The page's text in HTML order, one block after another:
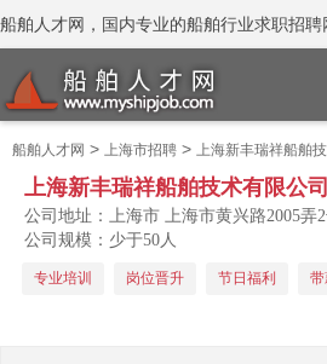
船舶人才网，国内专业的船舶行业求职招
船舶人才网 > 上海市招聘 > 上海新丰瑞祥船舶
上海新丰瑞祥船舶技术有限公司
公司地址：上海市 上海市黄兴路2005弄
公司规模：少于50人
专业培训 岗位晋升 节日福利 带